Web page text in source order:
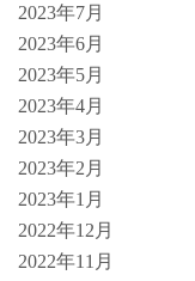
2023年7月
2023年6月
2023年5月
2023年4月
2023年3月
2023年2月
2023年1月
2022年12月
2022年11月